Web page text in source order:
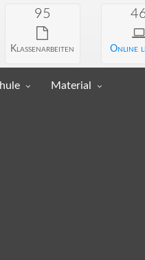
95
Klassenarbeiten Online
Material